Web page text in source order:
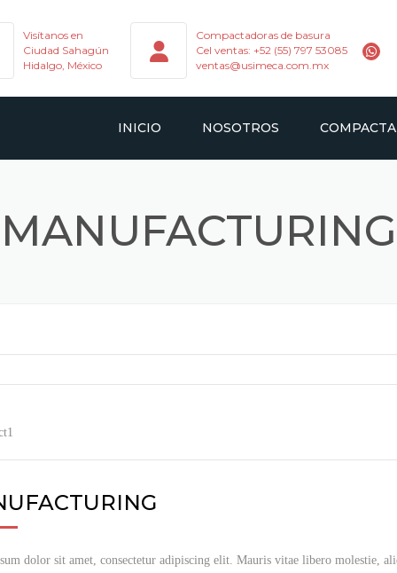
Visítanos en
Ciudad Sahagún
Hidalgo, México
Compactadoras de basura
Cel ventas: +52 (55) 797 53085
ventas@usimeca.com.mx
INICIO NOSOTROS
GANCHOS
MANUFACTURING
dolor sit amet, consectetur adipiscing elit. Mauris vitae libero molestie,